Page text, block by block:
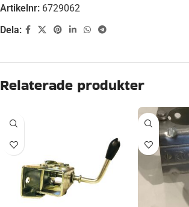
Artikelnr: 6729062
Dela:
Beskrivning
KATEGORI:
Ytterligare information